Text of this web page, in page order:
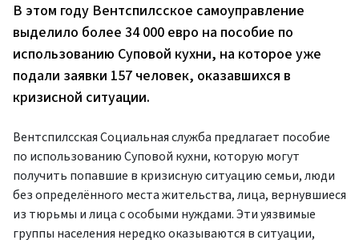
В этом году Вентспилсское самоуправление
выделило более 34 000 евро на пособие по
использованию Суповой кухни, на которое уже
подали заявки 157 человек, оказавшихся в
кризисной ситуации.
Вентспилсская Социальная служба предлагает пособие
по использованию Суповой кухни, которую могут
получить попавшие в кризисную ситуацию семьи, люди
без определённого места жительства, лица, вернувшиеся
из тюрьмы и лица с особыми нуждами. Эти уязвимые
группы населения нередко оказываются в ситуации,